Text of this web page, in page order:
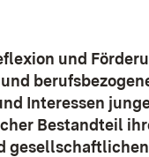
und
Interessen
Bestandteil